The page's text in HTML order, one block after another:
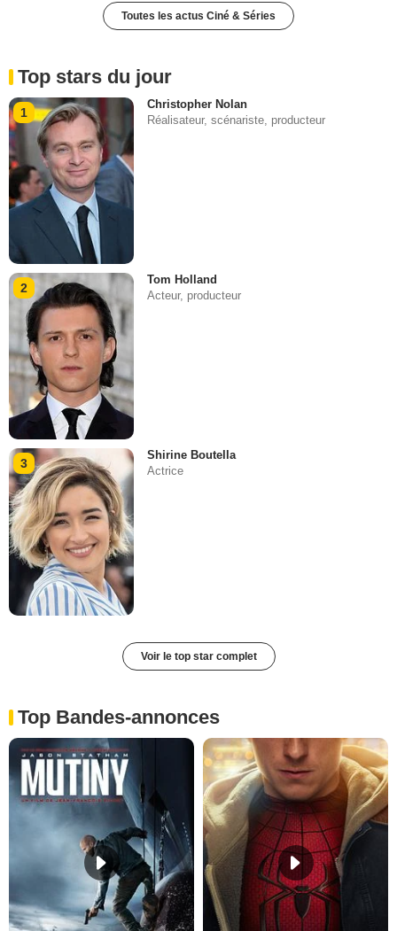
Toutes les actus Ciné & Séries
Top stars du jour
1
Christopher Nolan
Réalisateur, scénariste, producteur
2
Tom Holland
Acteur, producteur
3
Shirine Boutella
Actrice
Voir le top star complet
Top Bandes-annonces